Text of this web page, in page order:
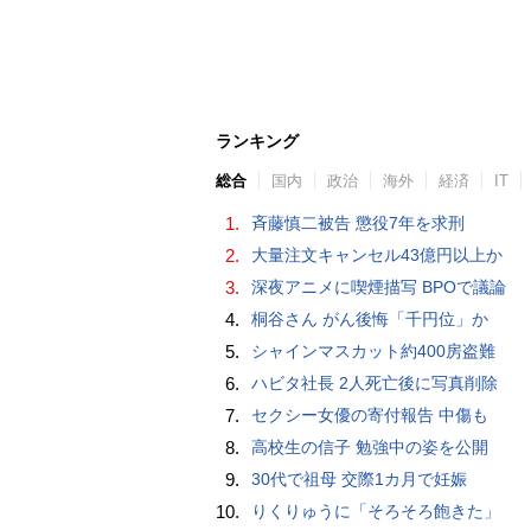
ランキング
総合 国内 政治 海外 経済 IT
1. 斉藤慎二被告 懲役7年を求刑
2. 大量注文キャンセル43億円以上か
3. 深夜アニメに喫煙描写 BPOで議論
4. 桐谷さん がん後悔「千円位」か
5. シャインマスカット約400房盗難
6. ハビタ社長 2人死亡後に写真削除
7. セクシー女優の寄付報告 中傷も
8. 高校生の信子 勉強中の姿を公開
9. 30代で祖母 交際1カ月で妊娠
10. りくりゅうに「そろそろ飽きた」